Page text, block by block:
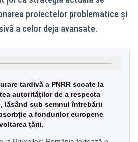
proiectelor problematice și
a celor deja avansate.
tardivă a PNRR scoate la
autorităților de a respecta
lăsând sub semnul întrebării
a fondurilor europene
țării.